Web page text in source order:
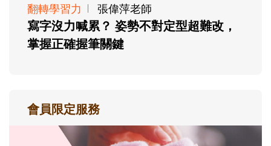
翻轉學習力 張偉萍老師
寫字沒力喊累？ 姿勢不對定型超難改，
掌握正確握筆關鍵
會員限定服務